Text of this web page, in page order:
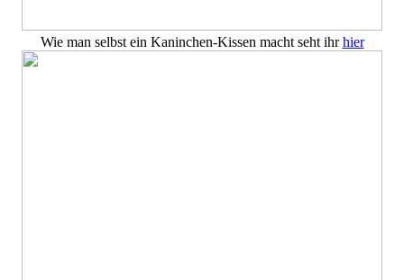
Wie man selbst ein Kaninchen-Kissen macht seht ihrhier